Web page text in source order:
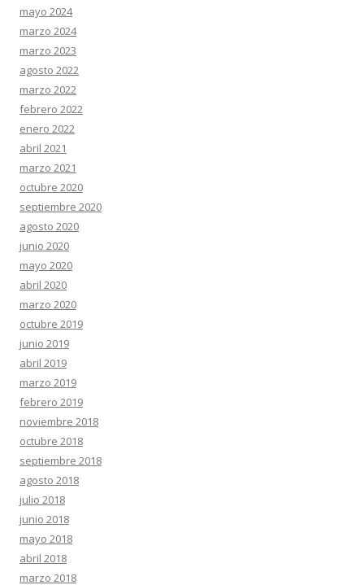
mayo 2024
marzo 2024
marzo 2023
agosto 2022
marzo 2022
febrero 2022
enero 2022
abril 2021
marzo 2021
octubre 2020
septiembre 2020
agosto 2020
junio 2020
mayo 2020
abril 2020
marzo 2020
octubre 2019
junio 2019
abril 2019
marzo 2019
febrero 2019
noviembre 2018
octubre 2018
septiembre 2018
agosto 2018
julio 2018
junio 2018
mayo 2018
abril 2018
marzo 2018